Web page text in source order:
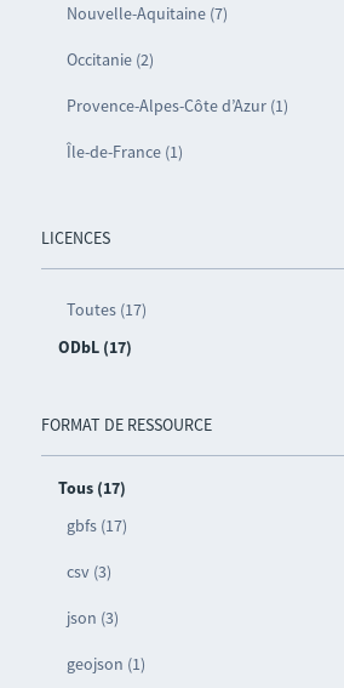
Nouvelle-Aquitaine (7)
Occitanie (2)
Provence-Alpes-Côte d’Azur (1)
Île-de-France (1)
LICENCES
Toutes (17)
ODbL (17)
FORMAT DE RESSOURCE
Tous (17)
gbfs (17)
csv (3)
json (3)
geojson (1)